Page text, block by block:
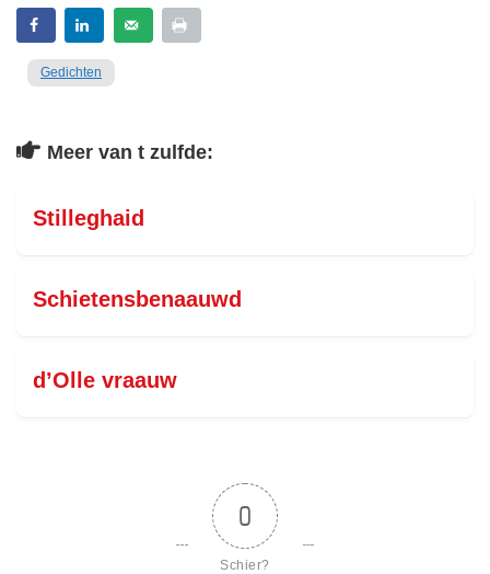
Gedichten
Meer van t zulfde:
Stilleghaid
Schietensbenaauwd
d’Olle vraauw
0
Schier?